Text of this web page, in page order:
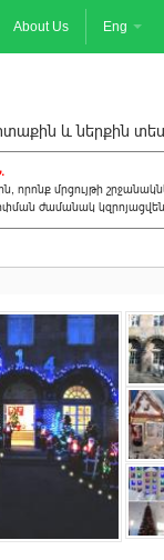
About Us Eng
և ներքին
որոնք մրցույթի
ժամանակ